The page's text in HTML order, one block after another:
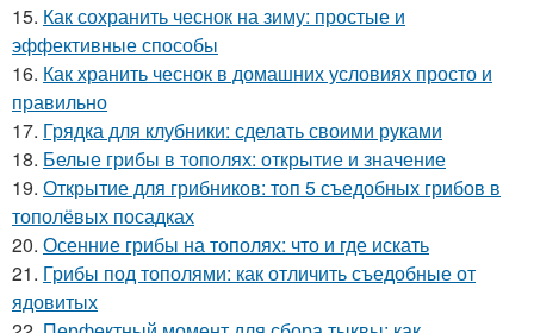
15. Как сохранить чеснок на зиму: простые и
эффективные способы
16. Как хранить чеснок в домашних условиях просто и
правильно
17. Грядка для клубники: сделать своими руками
18. Белые грибы в тополях: открытие и значение
19. Открытие для грибников: топ 5 съедобных грибов в
тополёвых посадках
20. Осенние грибы на тополях: что и где искать
21. Грибы под тополями: как отличить съедобные от
ядовитых